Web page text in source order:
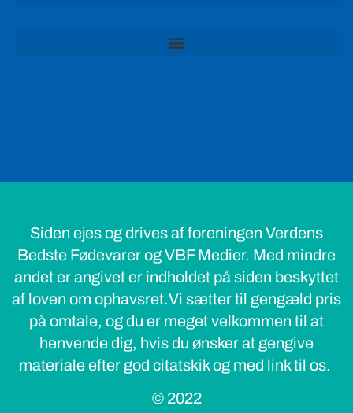
Siden ejes og drives af foreningen Verdens
Bedste Fødevarer og VBF Medier. Med mindre
andet er angivet er indholdet på siden beskyttet
af loven om ophavsret.Vi sætter til gengæld pris
på omtale, og du er meget velkommen til at
henvende dig, hvis du ønsker at gengive
materiale efter god citatskik og med link til os.
© 2022